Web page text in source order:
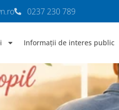
0237 230 789
Informații de interes public